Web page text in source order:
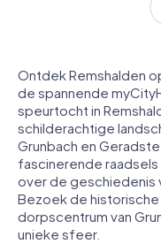
Ontdek Remshalden
de spannende
speurtocht in
schilderachtige
Grunbach en
fascinerende
over de geschiedenis
Bezoek de
dorpscentrum van
unieke sfeer.